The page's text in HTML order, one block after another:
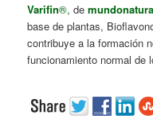
Varifin®,de
base de plantas,
contribuye a la formación
funcionamiento normal de